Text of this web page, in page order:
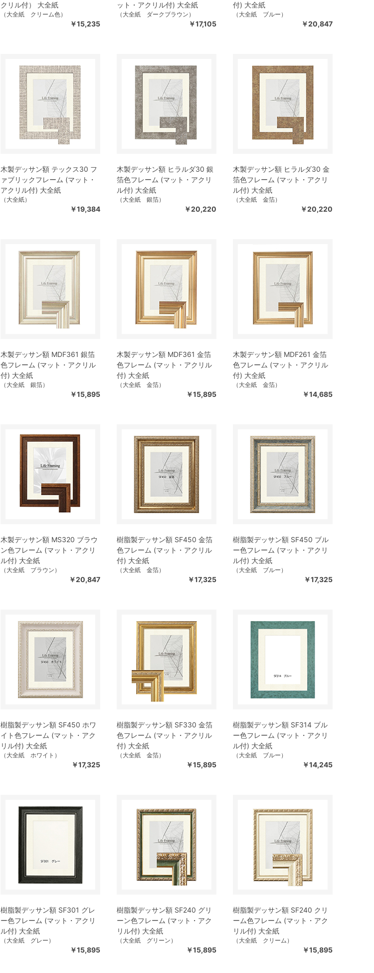
クリル付） 大全紙
（大全紙 クリーム色）
￥15,235
ット・アクリル付) 大全紙
（大全紙 ダークブラウン）
￥17,105
付) 大全紙
（大全紙 ブルー）
￥20,847
木製デッサン額 テックス30 フ
ァブリックフレーム (マット・
アクリル付) 大全紙
（大全紙）
￥19,384
木製デッサン額 ヒラルダ30 銀
箔色フレーム (マット・アクリ
ル付) 大全紙
（大全紙 銀箔）
￥20,220
木製デッサン額 ヒラルダ30 金
箔色フレーム (マット・アクリ
ル付) 大全紙
（大全紙 金箔）
￥20,220
木製デッサン額 MDF361 銀箔
色フレーム (マット・アクリル
付) 大全紙
（大全紙 銀箔）
￥15,895
木製デッサン額 MDF361 金箔
色フレーム (マット・アクリル
付) 大全紙
（大全紙 金箔）
￥15,895
木製デッサン額 MDF261 金箔
色フレーム (マット・アクリル
付) 大全紙
（大全紙 金箔）
￥14,685
木製デッサン額 MS320 ブラウ
ン色フレーム (マット・アクリ
ル付) 大全紙
（大全紙 ブラウン）
￥20,847
樹脂製デッサン額 SF450 金箔
色フレーム (マット・アクリル
付) 大全紙
（大全紙 金箔）
￥17,325
樹脂製デッサン額 SF450 ブル
ー色フレーム (マット・アクリ
ル付) 大全紙
（大全紙 ブルー）
￥17,325
樹脂製デッサン額 SF450 ホワ
イト色フレーム (マット・アク
リル付) 大全紙
（大全紙 ホワイト）
￥17,325
樹脂製デッサン額 SF330 金箔
色フレーム (マット・アクリル
付) 大全紙
（大全紙 金箔）
￥15,895
樹脂製デッサン額 SF314 ブル
ー色フレーム (マット・アクリ
ル付) 大全紙
（大全紙 ブルー）
￥14,245
樹脂製デッサン額 SF301 グレ
ー色フレーム (マット・アクリ
ル付) 大全紙
（大全紙 グレー）
￥15,895
樹脂製デッサン額 SF240 グリ
ーン色フレーム (マット・アク
リル付) 大全紙
（大全紙 グリーン）
￥15,895
樹脂製デッサン額 SF240 クリ
ーム色フレーム (マット・アク
リル付) 大全紙
（大全紙 クリーム）
￥15,895